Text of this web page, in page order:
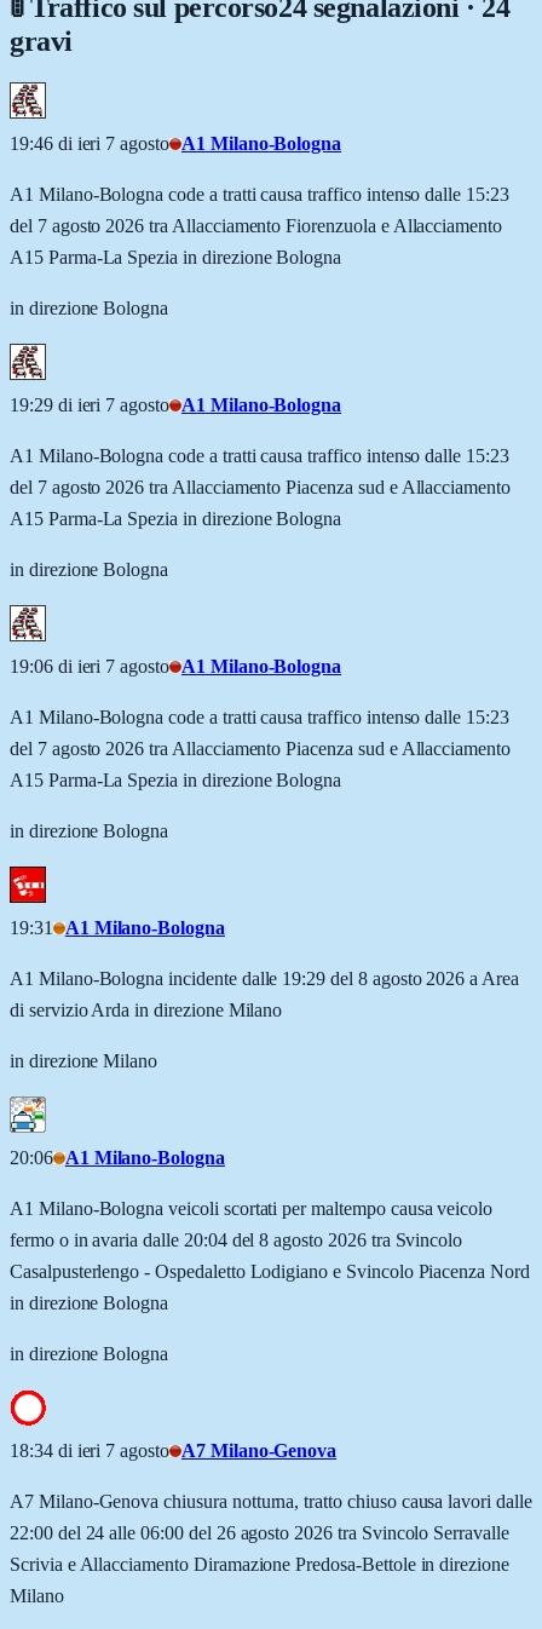
🚦 Traffico sul percorso24 segnalazioni · 24
gravi
19:46 di ieri 7 agosto A1 Milano-Bologna
A1 Milano-Bologna code a tratti causa traffico intenso dalle 15:23
del 7 agosto 2026 tra Allacciamento Fiorenzuola e Allacciamento
A15 Parma-La Spezia in direzione Bologna
in direzione Bologna
19:29 di ieri 7 agosto A1 Milano-Bologna
A1 Milano-Bologna code a tratti causa traffico intenso dalle 15:23
del 7 agosto 2026 tra Allacciamento Piacenza sud e Allacciamento
A15 Parma-La Spezia in direzione Bologna
in direzione Bologna
19:06 di ieri 7 agosto A1 Milano-Bologna
A1 Milano-Bologna code a tratti causa traffico intenso dalle 15:23
del 7 agosto 2026 tra Allacciamento Piacenza sud e Allacciamento
A15 Parma-La Spezia in direzione Bologna
in direzione Bologna
19:31 A1 Milano-Bologna
A1 Milano-Bologna incidente dalle 19:29 del 8 agosto 2026 a Area
di servizio Arda in direzione Milano
in direzione Milano
20:06 A1 Milano-Bologna
A1 Milano-Bologna veicoli scortati per maltempo causa veicolo
fermo o in avaria dalle 20:04 del 8 agosto 2026 tra Svincolo
Casalpusterlengo - Ospedaletto Lodigiano e Svincolo Piacenza Nord
in direzione Bologna
in direzione Bologna
18:34 di ieri 7 agosto A7 Milano-Genova
A7 Milano-Genova chiusura notturna, tratto chiuso causa lavori dalle
22:00 del 24 alle 06:00 del 26 agosto 2026 tra Svincolo Serravalle
Scrivia e Allacciamento Diramazione Predosa-Bettole in direzione
Milano